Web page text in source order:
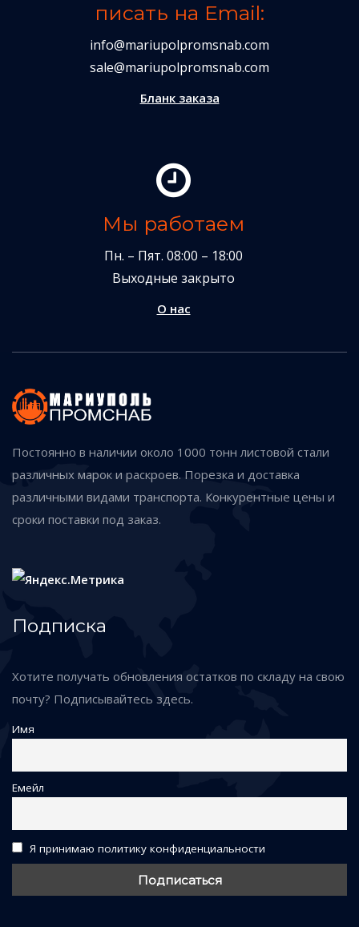
писать на Email:
info@mariupolpromsnab.com
sale@mariupolpromsnab.com
Бланк заказа
Мы работаем
Пн. – Пят. 08:00 – 18:00
Выходные закрыто
О нас
Постоянно в наличии около 1000 тонн листовой стали
различных марок и раскроев. Порезка и доставка
различными видами транспорта. Конкурентные цены и
сроки поставки под заказ.
Подписка
Хотите получать обновления остатков по складу на свою
почту? Подписывайтесь здесь.
Имя
Емейл
Я принимаю политику конфиденциальности